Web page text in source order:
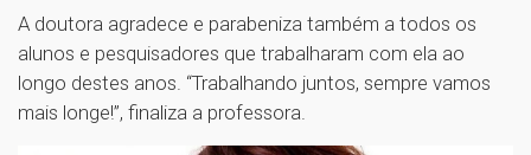
A doutora agradece e parabeniza também a todos os
alunos e pesquisadores que trabalharam com ela ao
longo destes anos. “Trabalhando juntos, sempre vamos
mais longe!”, finaliza a professora.